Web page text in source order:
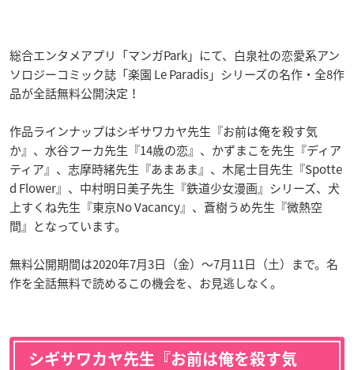
総合エンタメアプリ「マンガPark」にて、白泉社の恋愛系アン
ソロジーコミック誌「楽園 Le Paradis」シリーズの名作・全8作
品が全話無料公開決定！
作品ラインナップはシギサワカヤ先生『お前は俺を殺す気
か』、水谷フーカ先生『14歳の恋』、かずまこを先生『ディア
ティア』、志摩時緒先生『あまあま』、木尾士目先生『Spotte
d Flower』、中村明日美子先生『鉄道少女漫画』シリーズ、犬
上すくね先生『東京No Vacancy』、蒼樹うめ先生『微熱空
間』となっています。
無料公開期間は2020年7月3日（金）〜7月11日（土）まで。名
作を全話無料で読めるこの機会を、お見逃しなく。
シギサワカヤ先生『お前は俺を殺す気